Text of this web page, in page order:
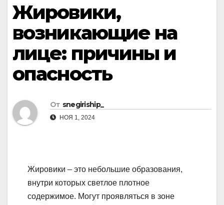
Жировики,
возникающие на
лице: причины и
опасность
От snegiriship_
НОЯ 1, 2024
Жировики – это небольшие образования,
внутри которых светлое плотное
содержимое. Могут проявляться в зоне